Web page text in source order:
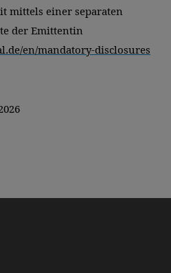
mittels einer separaten
der Emittentin
en/mandatory-disclosures